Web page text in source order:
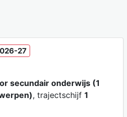
27
secundair onderwijs (1
, trajectschijf 1